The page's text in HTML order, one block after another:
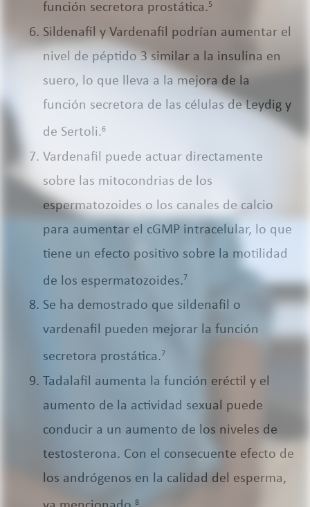
función secretora prostática.5
Sildenafil y Vardenafil podrían aumentar el
nivel de péptido 3 similar a la insulina en
suero, lo que lleva a la mejora de la
función secretora de las células de Leydig y
de Sertoli.6
Vardenafil puede actuar directamente
sobre las mitocondrias de los
espermatozoides o los canales de calcio
para aumentar el cGMP intracelular, lo que
tiene un efecto positivo sobre la motilidad
de los espermatozoides.7
Se ha demostrado que sildenafil o
vardenafil pueden mejorar la función
secretora prostática.7
Tadalafil aumenta la función eréctil y el
aumento de la actividad sexual puede
conducir a un aumento de los niveles de
testosterona. Con el consecuente efecto de
los andrógenos en la calidad del esperma,
8